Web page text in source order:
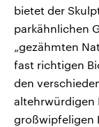
bietet der
parkähnlichen
„gezähmten
fast richtigen
den
altehrwürdigen
großwipfeligen